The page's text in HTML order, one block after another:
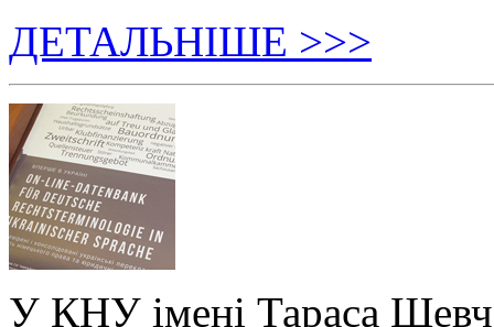
ДЕТАЛЬНІШЕ >>>
У КНУ імені Тараса